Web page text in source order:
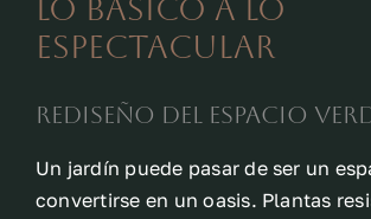
lo básico a lo
espectacular
Rediseño del espacio
Un jardín puede pasar de ser un
convertirse en un oasis. Plantas